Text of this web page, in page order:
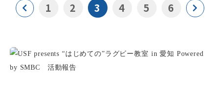
1 2 3 4 5 6